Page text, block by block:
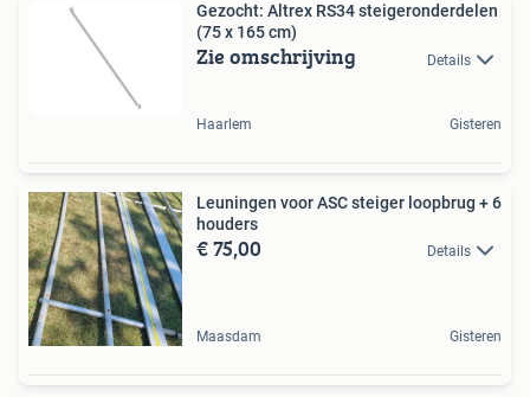
Gezocht: Altrex RS34 steigeronderdelen
(75 x 165 cm)
Zie omschrijving Details
Haarlem Gisteren
Leuningen voor ASC steiger loopbrug + 6
houders
€ 75,00 Details
Maasdam Gisteren